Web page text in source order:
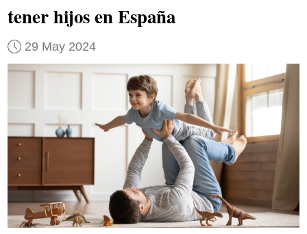
tener hijos en España
29 May 2024